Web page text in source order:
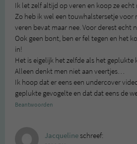
Ik let zelf altijd op veren en koop ze echt
Zo heb ik wel een touwhalstersetje voor
veren bevat maar nee. Voor derest echt
Ook geen bont, ben er fel tegen en het
in!
Het is eigelijk het zelfde als het geplukte
Alleen denkt men niet aan veertjes…
Ik hoop dat er eens een undercover
geplukte gevogelte en dat dat eens de
Beantwoorden
Jacquelineschreef: